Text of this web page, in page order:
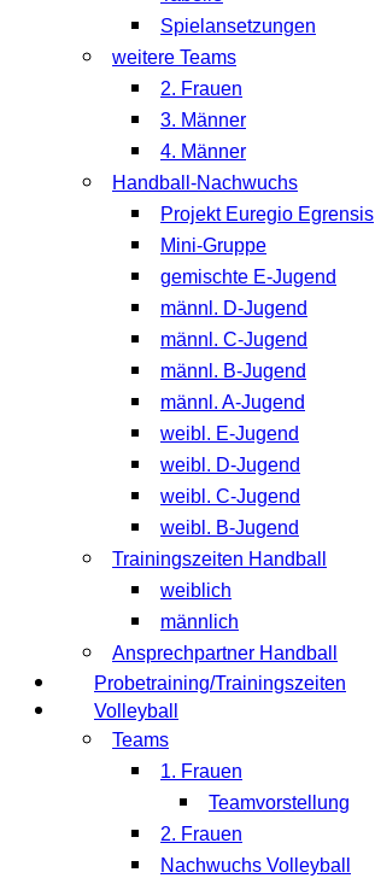
Spielansetzungen
weitere Teams
2. Frauen
3. Männer
4. Männer
Handball-Nachwuchs
Projekt Euregio Egrensis
Mini-Gruppe
gemischte E-Jugend
männl. D-Jugend
männl. C-Jugend
männl. B-Jugend
männl. A-Jugend
weibl. E-Jugend
weibl. D-Jugend
weibl. C-Jugend
weibl. B-Jugend
Trainingszeiten Handball
weiblich
männlich
Ansprechpartner Handball
Probetraining/Trainingszeiten
Volleyball
Teams
1. Frauen
Teamvorstellung
2. Frauen
Nachwuchs Volleyball